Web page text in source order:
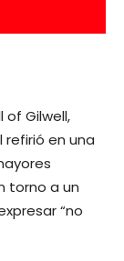
of Gilwell,
refirió en una
torno a un
“no